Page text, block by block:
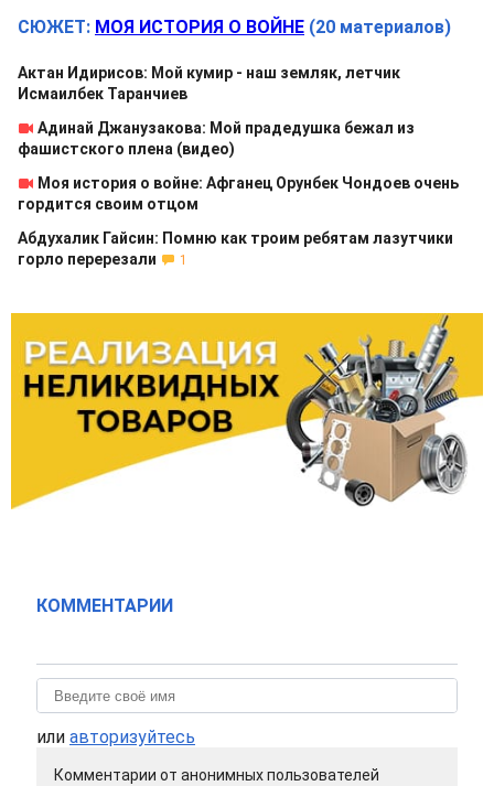
СЮЖЕТ: МОЯ ИСТОРИЯ О ВОЙНЕ (20 материалов)
Актан Идирисов: Мой кумир - наш земляк, летчик
Исмаилбек Таранчиев
Адинай Джанузакова: Мой прадедушка бежал из
фашистского плена (видео)
Моя история о войне: Афганец Орунбек Чондоев очень
гордится своим отцом
Абдухалик Гайсин: Помню как троим ребятам лазутчики
горло перерезали
1
КОММЕНТАРИИ
или авторизуйтесь
Комментарии от анонимных пользователей